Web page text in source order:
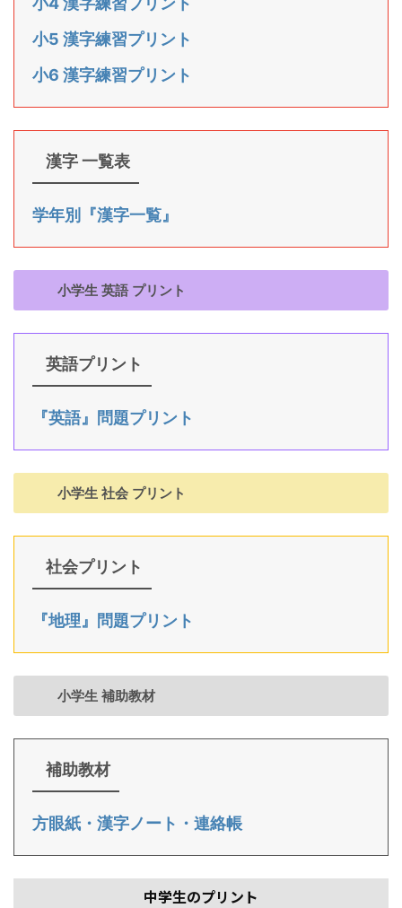
小5 漢字練習プリント
小6 漢字練習プリント
漢字 一覧表
学年別『漢字一覧』
小学生 英語 プリント
英語プリント
『英語』問題プリント
小学生 社会 プリント
社会プリント
『地理』問題プリント
小学生 補助教材
補助教材
方眼紙・漢字ノート・連絡帳
中学生のプリント